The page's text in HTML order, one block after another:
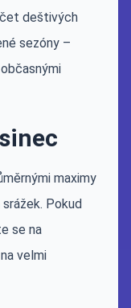
deštivých
sezóny –
maximy
Pokud
se na
velmi